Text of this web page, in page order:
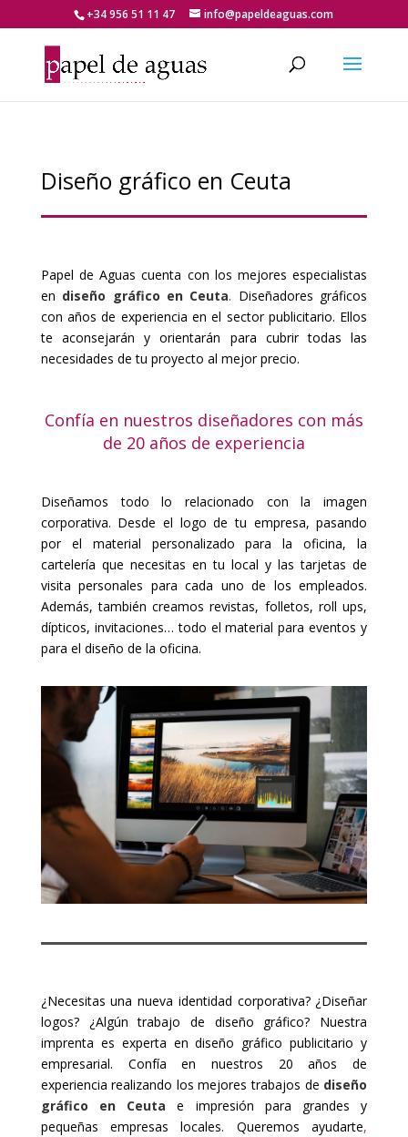
+34 956 51 11 47 info@papeldeaguas.com
Diseño gráfico en Ceuta
Papel de Aguas cuenta con los mejores especialistas
en diseño gráfico en Ceuta. Diseñadores gráficos
con años de experiencia en el sector publicitario. Ellos
te aconsejarán y orientarán para cubrir todas las
necesidades de tu proyecto al mejor precio.
Confía en nuestros diseñadores con más
de 20 años de experiencia
Diseñamos todo lo relacionado con la imagen
corporativa. Desde el logo de tu empresa, pasando
por el material personalizado para la oficina, la
cartelería que necesitas en tu local y las tarjetas de
visita personales para cada uno de los empleados.
Además, también creamos revistas, folletos, roll ups,
dípticos, invitaciones… todo el material para eventos y
para el diseño de la oficina.
¿Necesitas una nueva identidad corporativa? ¿Diseñar
logos? ¿Algún trabajo de diseño gráfico? Nuestra
imprenta es experta en diseño gráfico publicitario y
empresarial. Confía en nuestros 20 años de
experiencia realizando los mejores trabajos de diseño
gráfico en Ceuta
e impresión para grandes y
pequeñas empresas locales. Queremos ayudarte,